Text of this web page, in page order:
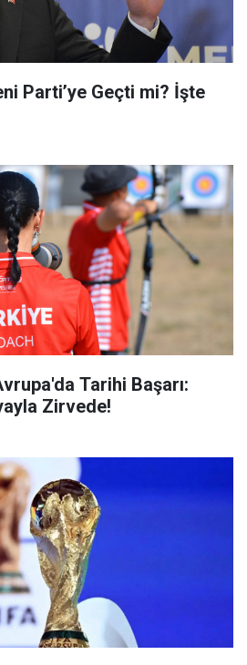
Parti’ye Geçti mi? İşte
Tarihi Başarı:
Zirvede!